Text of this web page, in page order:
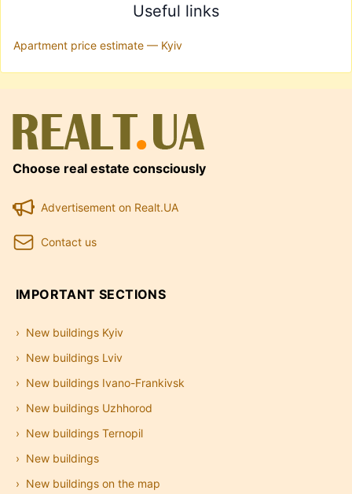
Useful links
Apartment price estimate — Kyiv
Choose real estate consciously
Advertisement on Realt.UA
Contact us
IMPORTANT SECTIONS
New buildings Kyiv
New buildings Lviv
New buildings Ivano-Frankivsk
New buildings Uzhhorod
New buildings Ternopil
New buildings
New buildings on the map